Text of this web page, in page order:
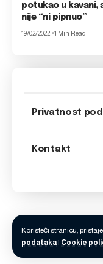
Koristeći stranicu,
podatakai Cookie
potukao u kavani,
nije “ni pipnuo”
19/02/2022 1 Min Read
Privatnost
Kontakt